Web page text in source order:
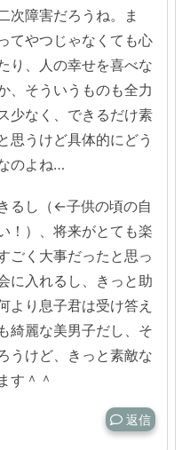
次障害だろうね。ま
てやつじゃなくても心
り、人の幸せを喜べな
、そういうものも全力
少なく、できるだけ素
思うけど具体的にどう
のよね…
るし（←子供の頃の自
！）、将来がとても楽
ごく大事だったと思っ
に入れるし、きっと助
より息子君は受け答え
綺麗な美男子だし、そ
うけど、きっと素敵な
す＾＾
返信